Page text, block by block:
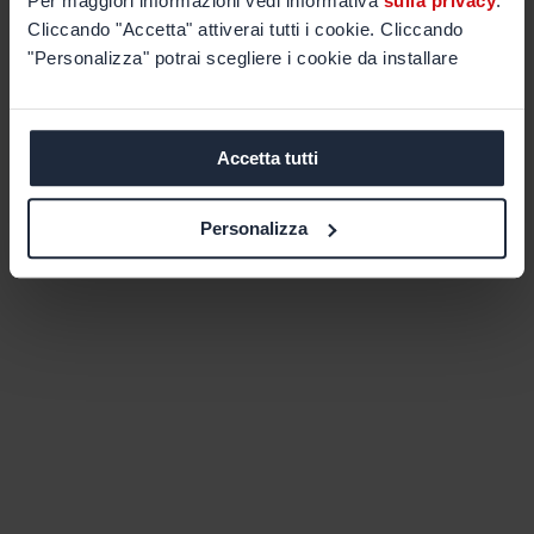
Cliccando "Accetta" attiverai tutti i cookie. Cliccando
"Personalizza" potrai scegliere i cookie da installare
Accetta tutti
Personalizza